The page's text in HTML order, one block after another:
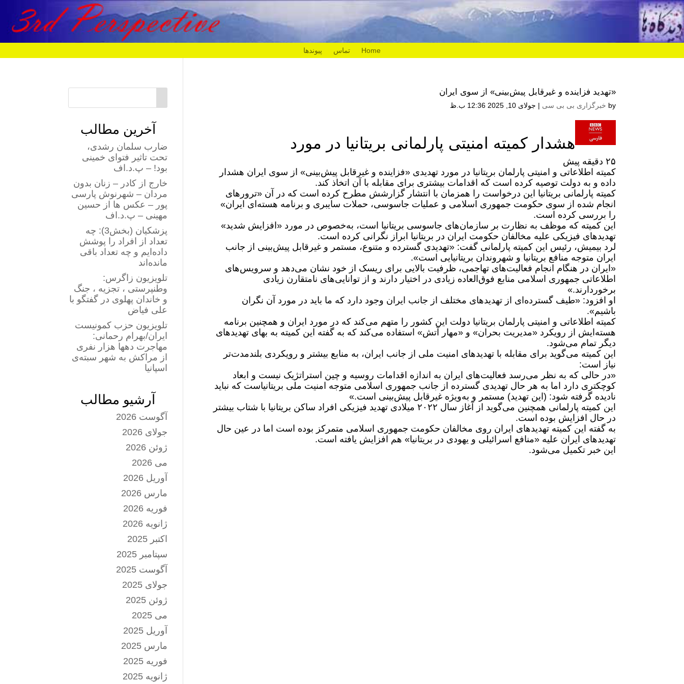
Home تماس پیوندها
«تهدید فزاینده و غیرقابل پیش‌بینی» از سوی ایران
by خبرگزاری بی بی سی | جولای 10, 2025 12:36 ب.ظ
هشدار کمیته امنیتی پارلمانی بریتانیا در مورد
۲۵ دقیقه پیش
کمیته اطلاعاتی و امنیتی پارلمان بریتانیا در مورد تهدیدی «فزاینده و غیرقابل پیش‌بینی» از سوی ایران هشدار
داده و به دولت توصیه کرده است که اقدامات بیشتری برای مقابله با آن اتخاذ کند.
کمیته پارلمانی بریتانیا این درخواست را همزمان با انتشار گزارشش مطرح کرده است که در آن «ترورهای
انجام شده از سوی حکومت جمهوری اسلامی و عملیات جاسوسی، حملات سایبری و برنامه هسته‌ای ایران»
را بررسی کرده است.
این کمیته که موظف به نظارت بر سازمان‌های جاسوسی بریتانیا است، به‌خصوص در مورد «افزایش شدید»
تهدیدهای فیزیکی علیه مخالفان حکومت ایران در بریتانیا ابراز نگرانی کرده است.
لرد بیمیش، رئیس این کمیته پارلمانی گفت: «تهدیدی گسترده و متنوع، مستمر و غیرقابل پیش‌بینی از جانب
ایران متوجه منافع بریتانیا و شهروندان بریتانیایی است».
«ایران در هنگام انجام فعالیت‌های تهاجمی، ظرفیت بالایی برای ریسک از خود نشان می‌دهد و سرویس‌های
اطلاعاتی جمهوری اسلامی منابع فوق‌العاده زیادی در اختیار دارند و از توانایی‌های نامتقارن زیادی
برخوردارند.»
او افزود: «طیف گسترده‌ای از تهدیدهای مختلف از جانب ایران وجود دارد که ما باید در مورد آن نگران
باشیم».
کمیته اطلاعاتی و امنیتی پارلمان بریتانیا دولت این کشور را متهم می‌کند که در مورد ایران و همچنین برنامه
هسته‌ایش از رویکرد «مدیریت بحران» و «مهار آتش» استفاده می‌کند که به گفته این کمیته به بهای تهدیدهای
دیگر تمام می‌شود.
این کمیته می‌گوید برای مقابله با تهدید‌های امنیت ملی از جانب ایران، به منابع بیشتر و رویکردی بلندمدت‌تر
نیاز است:
«در حالی‌ که به نظر می‌رسد فعالیت‌های ایران به اندازه اقدامات روسیه و چین استراتژیک نیست و ابعاد
کوچکتری دارد اما به هر حال تهدیدی گسترده از جانب جمهوری اسلامی متوجه امنیت ملی بریتانیاست که نباید
نادیده گرفته شود: (این تهدید) مستمر و به‌ویژه غیرقابل پیش‌بینی است.»
این کمیته پارلمانی همچنین می‌گوید از آغاز سال ۲۰۲۲ میلادی تهدید فیزیکی افراد ساکن بریتانیا با شتاب بیشتر
در حال افزایش بوده است.
به گفته این کمیته تهدیدهای ایران روی مخالفان حکومت جمهوری اسلامی متمرکز بوده است اما در عین حال
تهدیدهای ایران علیه «منافع اسرائیلی و یهودی در بریتانیا» هم افزایش یافته است.
این خبر تکمیل می‌شود.
آخرین مطالب
ضارب سلمان رشدی،
تحت تاثیر فتوای خمینی
بود! – پ.د.اف
خارج از کادر – زنان بدون
مردان – شهرنوش پارسی
پور – عکس ها از حسین
مهینی – پ.د.اف
پزشکیان (بخش3): چه
تعداد از افراد را پوشش
داده‌ایم و چه تعداد باقی
مانده‌اند
تلویزیون زاگرس:
وطنپرستی ، تجزیه ، جنگ
و خاندان پهلوی در گفتگو با
علی فیاض
تلویزیون حزب کمونیست
ایران/بهرام رحمانی:
مهاجرت دهها هزار نفری
از مراکش به شهر سبته‌ی
اسپانیا
آرشیو مطالب
آگوست 2026
جولای 2026
ژوئن 2026
می 2026
آوریل 2026
مارس 2026
فوریه 2026
ژانویه 2026
اکتبر 2025
سپتامبر 2025
آگوست 2025
جولای 2025
ژوئن 2025
می 2025
آوریل 2025
مارس 2025
فوریه 2025
ژانویه 2025